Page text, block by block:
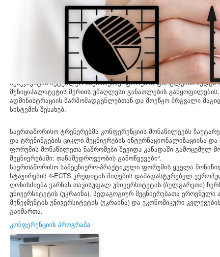
III საერთაშორისო სამეცნიერო-პრაქტიკული ფორუმი
ეკონომიკური კვლევების ეროვნული ინსტიტუტის დირექტორმა
სექტემბერს, ვარნას თავისუფალ უნივერსიტეტში გამართულ III
ფორუმში ,,ინოვაციები მეცნიერებაში: თანამედროვეობის
მენეჯმენტის აქტუალურ საკითხებზე. ფორუმის ფარგლებში შედგა
მუნიციპალიტეტის მერიის უმაღლესი განათლების
ადმინისტრაციის წარმომადგენლებთან და მოეწყო მრგვალი
სისტემის შესახებ.
საერთაშორისო ტრენერებმა კონფერენციის მონაწილეებს
და ტრენინგების ციკლი მეცნიერების ინტერნაციონალიზაციისა და
ფორუმის მონაწილეთა ნაშრომები შევიდა კანადაში გამოცემულ
მეცნიერებაში: თანამედროვეობის გამოწვევები“.
საერთაშორისო სამეცნიერო-პრაქტიკული ფორუმის ყველა
სტაჟირების 4-ECTS კრედიტის მიღების დამადასტურებელ
ღონისძიება ვარნას თავისუფალ უნივერსიტეტის (ბულგარეთი)
უნივერსიტეტის (უკრაინა), პედაგოგიურ მეცნიერებათა
მენეჯმენტის უნივერსიტეტის (უკრაინა) და ეკონომიკური
გაიმართა.
კონფერენციის პროგრამა